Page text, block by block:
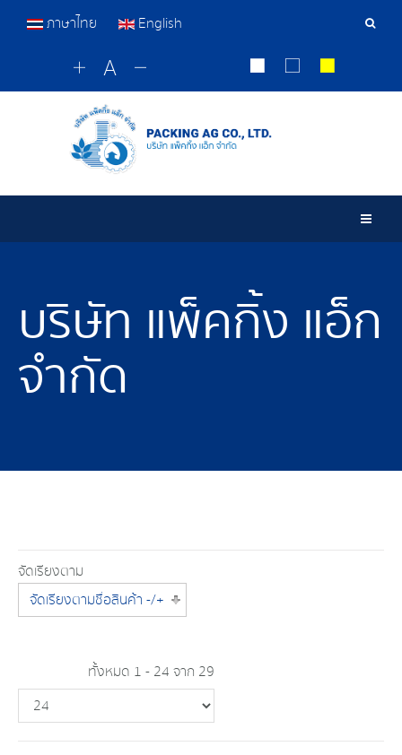
เครื่อ
ภาษาไทย English
บริษัท แพ็คกิ้ง แอ็ก
จำกัด
จัดเรียงตาม
จัดเรียงตามชื่อสินค้า -/+
ทั้งหมด 1 - 24 จาก 29